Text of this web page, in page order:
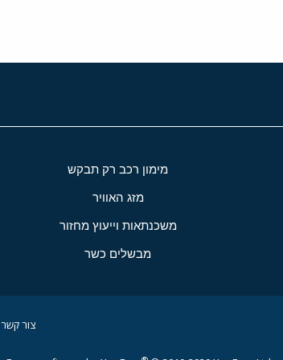
מימון רכב רק תבקש
מזג האוויר
משכנתאות וייעוץ מחזור
מבשלים כשר
צור קשר